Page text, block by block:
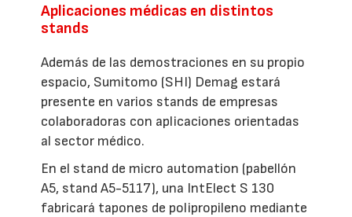
Aplicaciones médicas en distintos
stands
Además de las demostraciones en su propio
espacio, Sumitomo (SHI) Demag estará
presente en varios stands de empresas
colaboradoras con aplicaciones orientadas
al sector médico.
En el stand de micro automation (pabellón
A5, stand A5-5117), una IntElect S 130
fabricará tapones de polipropileno mediante